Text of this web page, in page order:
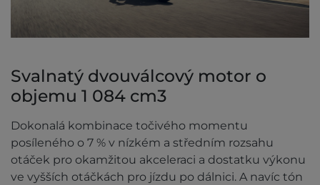
Svalnatý dvouválcový motor o
objemu 1 084 cm3
Dokonalá kombinace točivého momentu
posíleného o 7 % v nízkém a středním rozsahu
otáček pro okamžitou akceleraci a dostatku výkonu
ve vyšších otáčkách pro jízdu po dálnici. A navíc tón